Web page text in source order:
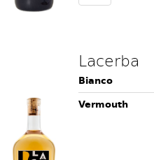
Lacerba
Bianco
Vermouth